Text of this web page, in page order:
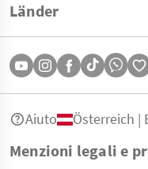
Länder
Menzioni legali e
Aiuto Österreich |